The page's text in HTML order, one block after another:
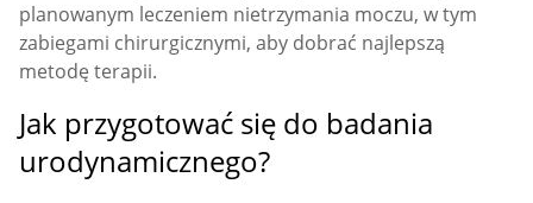
planowanym leczeniem nietrzymania moczu, w tym
zabiegami chirurgicznymi, aby dobrać najlepszą
metodę terapii.
Jak przygotować się do badania
urodynamicznego?